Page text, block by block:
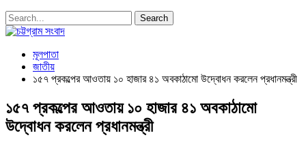
মূলপাতা
জাতীয়
১৫৭ প্রকল্পের আওতায় ১০ হাজার ৪১ অবকাঠামো উদ্বোধন করলেন প্রধানমন্ত্রী
১৫৭ প্রকল্পের আওতায় ১০ হাজার ৪১ অবকাঠামো
উদ্বোধন করলেন প্রধানমন্ত্রী